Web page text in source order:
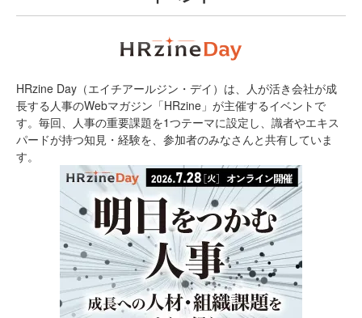
HRzine Day（エイチアールジン・デイ）は、人が活き会社が成
長する人事のWebマガジン「HRzine」が主催するイベントで
す。毎回、人事の重要課題を1つテーマに設定し、識者やエキス
パードが持つ知見・経験を、参加者のみなさんと共有していま
す。